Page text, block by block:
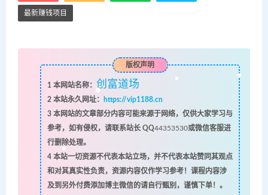
最新赚钱项目
版权声明
1 本网站名称： 创富道场
2本站永久网址：
https://vip1188.cn
3本网站的文章部分内容可能来源于网络，仅供大家学习与
参考，如有侵权，请联系站长 QQ44353530或微信客服进
行删除处理。
4本站一切资源不代表本站立场，并不代表本站赞同其观点
和对其真实性负责，资源内容仅作学习参考！课程内容涉
及到另外付费添加博主微信的请自行甄别，谨慎下单！。